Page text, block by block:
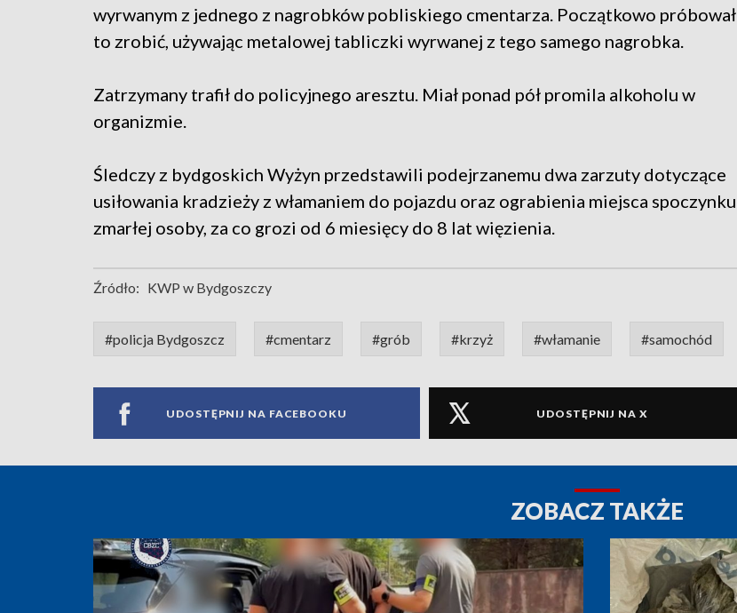
wyrwanym z jednego z nagrobków pobliskiego cmentarza. Początkowo próbował
to zrobić, używając metalowej tabliczki wyrwanej z tego samego nagrobka.
Zatrzymany trafił do policyjnego aresztu. Miał ponad pół promila alkoholu w
organizmie.
Śledczy z bydgoskich Wyżyn przedstawili podejrzanemu dwa zarzuty dotyczące
usiłowania kradzieży z włamaniem do pojazdu oraz ograbienia miejsca spoczynku
zmarłej osoby, za co grozi od 6 miesięcy do 8 lat więzienia.
Źródło: KWP w Bydgoszczy
#policja Bydgoszcz #cmentarz #grób #krzyż #włamanie #samochód
UDOSTĘPNIJ NA FACEBOOKU UDOSTĘPNIJ NA X
ZOBACZ TAKŻE